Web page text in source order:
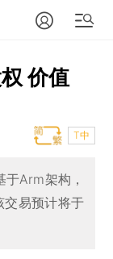
价值
T中
Arm架构，
易预计将于